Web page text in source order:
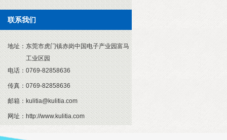
联系我们
地址： 东莞市虎门镇赤岗中国电子产业园富马
工业区园
电话： 0769-82858636
传真： 0769-82858636
邮箱： kulitia@kulitia.com
网址： http://www.kulitia.com